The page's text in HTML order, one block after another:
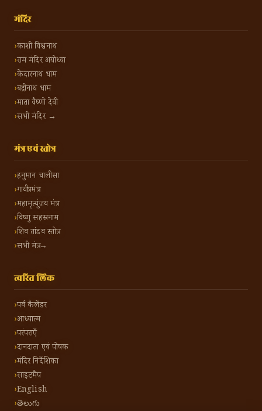
मंदिर
काशी विश्वनाथ
राम मंदिर अयोध्या
केदारनाथ धाम
बद्रीनाथ धाम
माता वैष्णो देवी
सभी मंदिर →
मंत्र एवं स्तोत्र
हनुमान चालीसा
गायत्री मंत्र
महामृत्युंजय मंत्र
विष्णु सहस्रनाम
शिव तांडव स्तोत्र
सभी मंत्र →
त्वरित लिंक
पर्व कैलेंडर
आध्यात्म
परंपराएँ
दानदाता एवं पोषक
मंदिर निर्देशिका
साइटमैप
English
తెలుగు